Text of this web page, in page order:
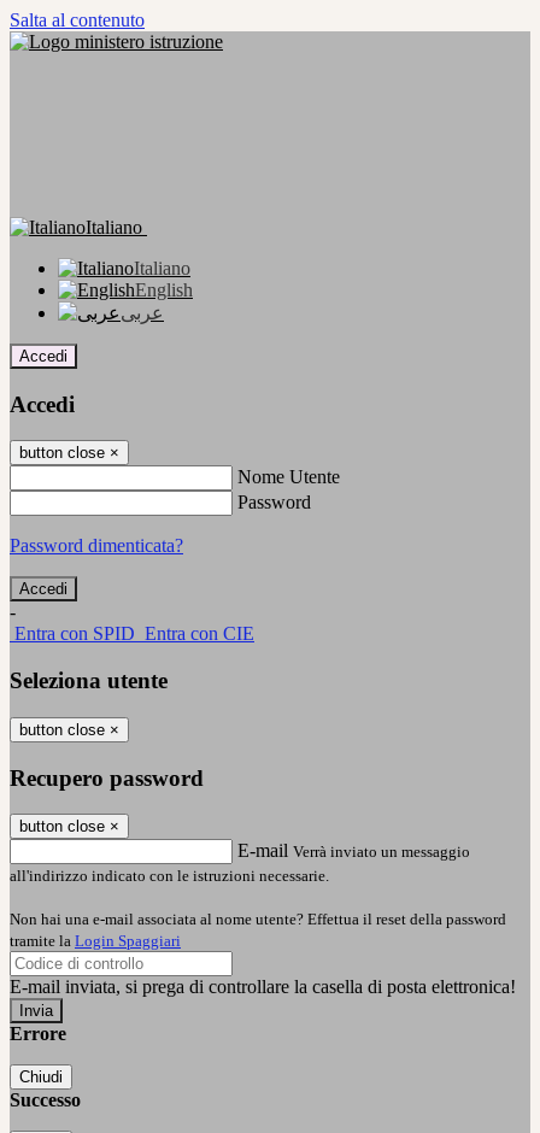
Salta al contenuto
Italiano
Italiano
English
عربى
Accedi
Accedi
button close ×
Nome Utente
Password
Password dimenticata?
-
Entra con SPID Entra con CIE
Seleziona utente
button close ×
Recupero password
button close ×
E-mail Verrà inviato un messaggio
all'indirizzo indicato con le istruzioni necessarie.
Non hai una e-mail associata al nome utente? Effettua il reset della password
tramite la Login Spaggiari
E-mail inviata, si prega di controllare la casella di posta elettronica!
Errore
Chiudi
Successo